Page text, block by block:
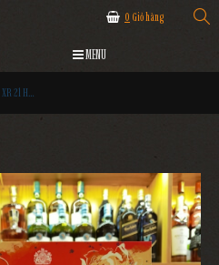
0 Giỏ hàng
MENU
Rượu XR 21 Hộp Quà 2023 - Mèo Vàng Đón Xuân